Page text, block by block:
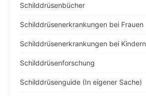
Schilddrüsenbücher
Schilddrüsenerkrankungen bei Frauen
Schilddrüsenerkrankungen bei Kindern
Schilddrüsenforschung
Schilddrüsenguide (In eigener Sache)